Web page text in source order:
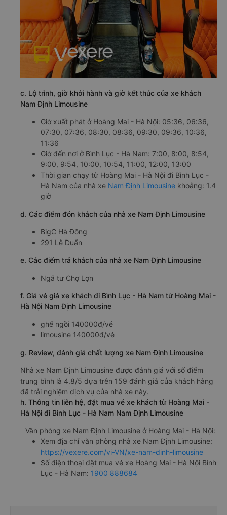
c. Lộ trình, giờ khởi hành và giờ kết thúc của xe khách
Nam Định Limousine
Giờ xuất phát ở Hoàng Mai - Hà Nội: 05:36, 06:36,
07:30, 07:36, 08:30, 08:36, 09:30, 09:36, 10:36,
11:36
Giờ đến nơi ở Bình Lục - Hà Nam: 7:00, 8:00, 8:54,
9:00, 9:54, 10:00, 10:54, 11:00, 12:00, 13:00
Thời gian chạy từ Hoàng Mai - Hà Nội đi Bình Lục -
Hà Nam của nhà xe Nam Định Limousine khoảng: 1.4
giờ
d. Các điểm đón khách của nhà xe Nam Định Limousine
BigC Hà Đông
291 Lê Duẩn
e. Các điểm trả khách của nhà xe Nam Định Limousine
Ngã tư Chợ Lợn
f. Giá vé giá xe khách đi Bình Lục - Hà Nam từ Hoàng Mai -
Hà Nội Nam Định Limousine
ghế ngồi 140000đ/vé
limousine 140000đ/vé
g. Review, đánh giá chất lượng xe Nam Định Limousine
Nhà xe Nam Định Limousine được đánh giá với số điểm
trung bình là 4.8/5 dựa trên 159 đánh giá của khách hàng
đã trải nghiệm dịch vụ của nhà xe này.
h. Thông tin liên hệ, đặt mua vé xe khách từ Hoàng Mai -
Hà Nội đi Bình Lục - Hà Nam Nam Định Limousine
Văn phòng xe Nam Định Limousine ở Hoàng Mai - Hà Nội:
Xem địa chỉ văn phòng nhà xe Nam Định Limousine:
https://vexere.com/vi-VN/xe-nam-dinh-limousine
Số điện thoại đặt mua vé xe Hoàng Mai - Hà Nội Bình
Lục - Hà Nam: 1900 888684